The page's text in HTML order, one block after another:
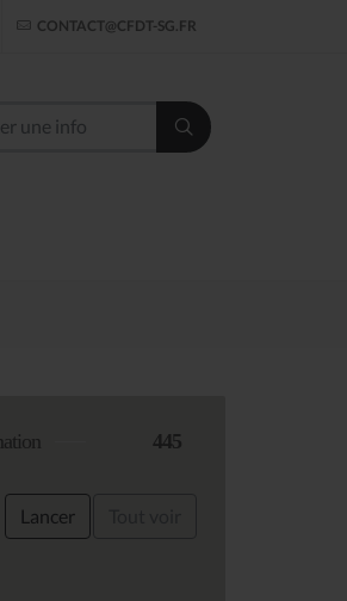
CONTACT@CFDT-SG.FR
445
Lancer